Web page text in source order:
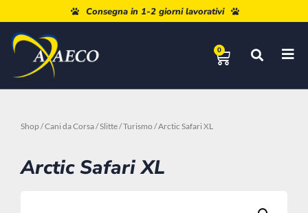
Paga a rate con Paypal o Klarna
0
Shop /Cani da Corsa/Slitte/Turismo / Arctic Safari XL
Arctic Safari XL